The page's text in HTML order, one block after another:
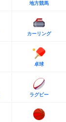
地方競馬
カーリング
卓球
ラグビー